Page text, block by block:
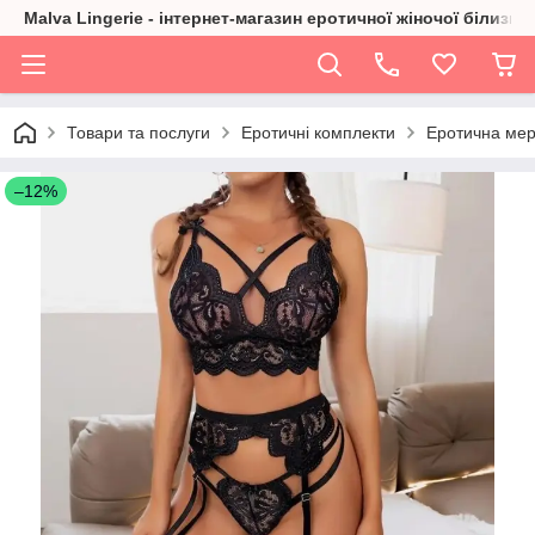
Malva Lingerie - інтернет-магазин еротичної жіночої білизни
Товари та послуги Еротичні комплекти Еротична
–12%